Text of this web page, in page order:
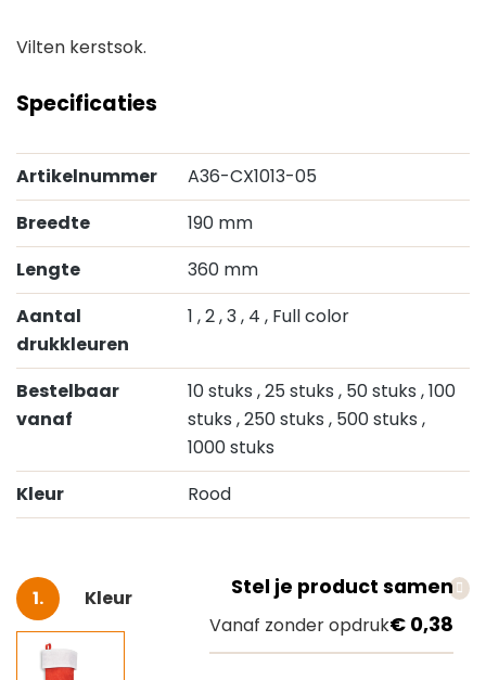
Vilten kerstsok.
Specificaties
Artikelnummer
A36-CX1013-05
Breedte
190 mm
Lengte
360 mm
Aantal
drukkleuren
1 , 2, 3, 4 , Full color
Bestelbaar
vanaf
10 stuks , 25 stuks , 50 stuks , 100
stuks , 250 stuks , 500 stuks ,
1000 stuks
Kleur
Rood
Stel je product samen
Vanaf zonder opdruk€ 0,38
Selecteer
Kleur